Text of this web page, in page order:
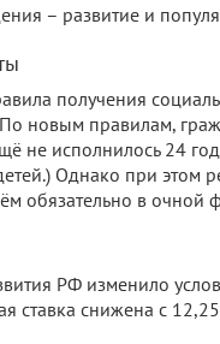
– развитие и
получения
новым правилам,
не исполнилось 24
Однако при этом
обязательно в очной
РФ изменило
ставка снижена с